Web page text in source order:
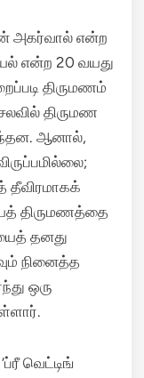
அகர்வால் என்ற
என்ற 20 வயது
திருமணம்
திருமண
ஆனால்,
தீவிரமாகக்
திருமணத்தை
தனது
நினைத்த
ஒரு
வெட்டிங்